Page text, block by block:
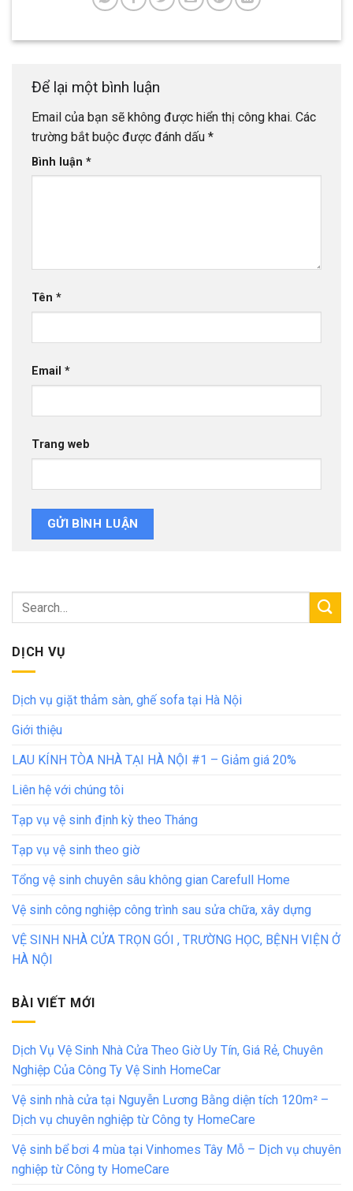
Để lại một bình luận
Email của bạn sẽ không được hiển thị công khai. Các
trường bắt buộc được đánh dấu *
Bình luận *
Tên *
Email *
Trang web
DỊCH VỤ
Dịch vụ giặt thảm sàn, ghế sofa tại Hà Nội
Giới thiệu
LAU KÍNH TÒA NHÀ TẠI HÀ NỘI #1 – Giảm giá 20%
Liên hệ với chúng tôi
Tạp vụ vệ sinh định kỳ theo Tháng
Tạp vụ vệ sinh theo giờ
Tổng vệ sinh chuyên sâu không gian Carefull Home
Vệ sinh công nghiệp công trình sau sửa chữa, xây dựng
VỆ SINH NHÀ CỬA TRỌN GÓI , TRƯỜNG HỌC, BỆNH VIỆN Ở
HÀ NỘI
BÀI VIẾT MỚI
Dịch Vụ Vệ Sinh Nhà Cửa Theo Giờ Uy Tín, Giá Rẻ, Chuyên
Nghiệp Của Công Ty Vệ Sinh HomeCar
Vệ sinh nhà cửa tại Nguyễn Lương Bằng diện tích 120m² –
Dịch vụ chuyên nghiệp từ Công ty HomeCare
Vệ sinh bể bơi 4 mùa tại Vinhomes Tây Mỗ – Dịch vụ chuyên
nghiệp từ Công ty HomeCare